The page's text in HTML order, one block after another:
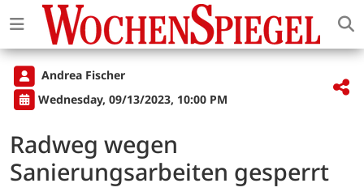
Andrea Fischer
Wednesday, 09/13/2023, 10:00 PM
Radweg wegen
Sanierungsarbeiten gesperrt